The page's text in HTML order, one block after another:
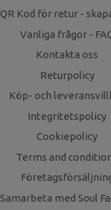
QR Kod för retur -
Vanliga frågor -
Kontakta oss
Returpolicy
Köp- och
Integritetspolicy
Cookiepolicy
Terms and
Samarbeta med Soul